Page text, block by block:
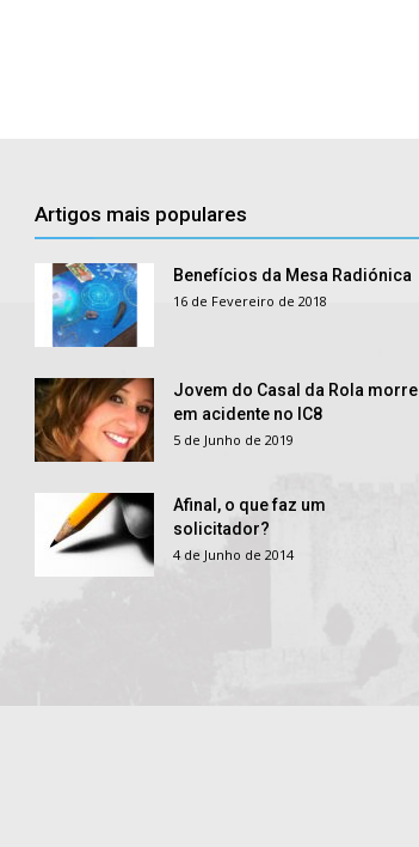
Artigos mais populares
Benefícios da Mesa Radiónica
16 de Fevereiro de 2018
Jovem do Casal da Rola morre
em acidente no IC8
5 de Junho de 2019
Afinal, o que faz um
solicitador?
4 de Junho de 2014